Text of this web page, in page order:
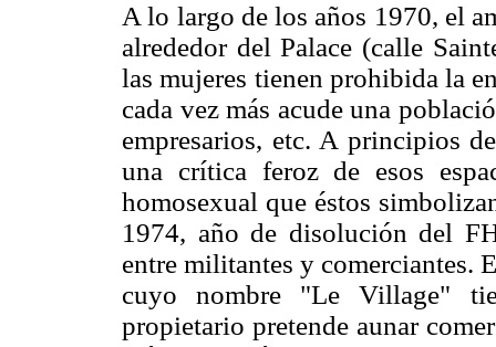
A lo largo de los años 1970, el
alrededor del Palace (calle
las mujeres tienen prohibida la
cada vez más acude una
empresarios, etc. A principios
una crítica feroz de esos
homosexual que éstos
1974, año de disolución del
entre militantes y comerciantes.
cuyo nombre "Le Village"
propietario pretende aunar